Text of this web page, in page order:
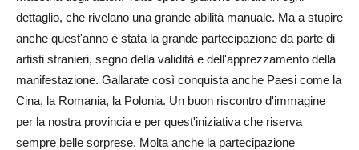
dettaglio, che rivelano una grande abilità manuale. Ma a stupire
anche quest'anno è stata la grande partecipazione da parte di
artisti stranieri, segno della validità e dell'apprezzamento della
manifestazione. Gallarate così conquista anche Paesi come la
Cina, la Romania, la Polonia. Un buon riscontro d'immagine
per la nostra provincia e per quest'iniziativa che riserva
sempre belle sorprese. Molta anche la partecipazione